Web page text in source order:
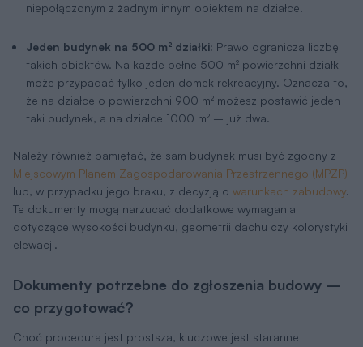
niepołączonym z żadnym innym obiektem na działce.
Jeden budynek na 500 m² działki: Prawo ogranicza liczbę
takich obiektów. Na każde pełne 500 m² powierzchni działki
może przypadać tylko jeden domek rekreacyjny. Oznacza to,
że na działce o powierzchni 900 m² możesz postawić jeden
taki budynek, a na działce 1000 m² – już dwa.
Należy również pamiętać, że sam budynek musi być zgodny z
Miejscowym Planem Zagospodarowania Przestrzennego (MPZP)
lub, w przypadku jego braku, z decyzją o warunkach zabudowy.
Te dokumenty mogą narzucać dodatkowe wymagania
dotyczące wysokości budynku, geometrii dachu czy kolorystyki
elewacji.
Dokumenty potrzebne do zgłoszenia budowy –
co przygotować?
Choć procedura jest prostsza, kluczowe jest staranne